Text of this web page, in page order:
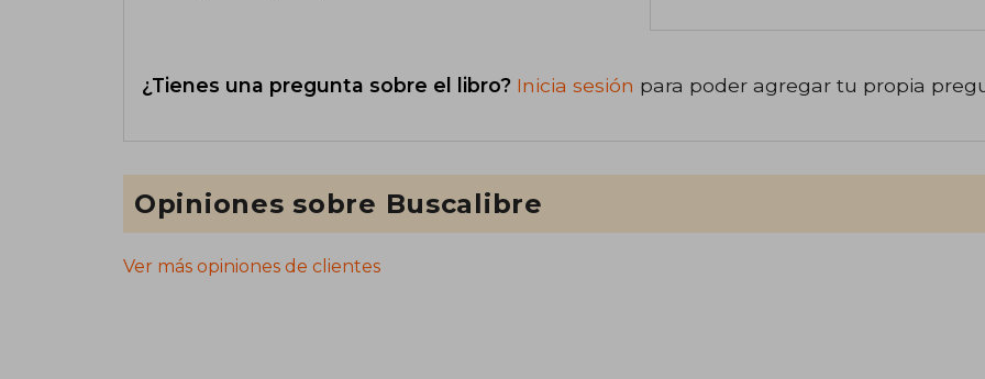
¿Tienes una pregunta sobre el libro? Inicia sesión para poder agregar tu propia
Opiniones sobre Buscalibre
Ver más opiniones de clientes